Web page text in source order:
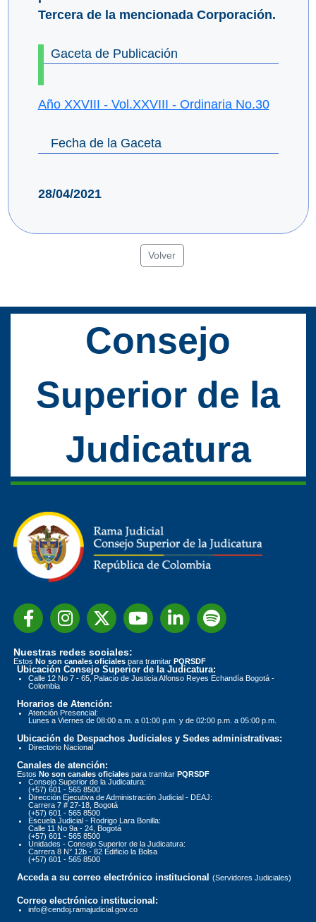
Tercera de la mencionada Corporación.
Gaceta de Publicación
Año XXVIII - Vol.XXVIII - Ordinaria No.30
Fecha de la Gaceta
28/04/2021
Volver
Consejo
Superior de la
Judicatura
Nuestras redes sociales:
Estos No son canales oficiales para tramitar PQRSDF
Ubicación Consejo Superior de la Judicatura:
Calle 12 No 7 - 65, Palacio de Justicia Alfonso Reyes Echandía Bogotá -
Colombia
Horarios de Atención:
Atención Presencial:
Lunes a Viernes de 08:00 a.m. a 01:00 p.m. y de 02:00 p.m. a 05:00 p.m.
Ubicación de Despachos Judiciales y Sedes administrativas:
Directorio Nacional
Canales de atención:
Estos No son canales oficiales para tramitar PQRSDF
Consejo Superior de la Judicatura:
(+57) 601 - 565 8500
Dirección Ejecutiva de Administración Judicial - DEAJ:
Carrera 7 # 27-18, Bogotá
(+57) 601 - 565 8500
Escuela Judicial - Rodrigo Lara Bonilla:
Calle 11 No 9a - 24, Bogotá
(+57) 601 - 565 8500
Unidades - Consejo Superior de la Judicatura:
Carrera 8 N° 12b - 82 Edificio la Bolsa
(+57) 601 - 565 8500
Acceda a su correo electrónico institucional (Servidores Judiciales)
Correo electrónico institucional:
info@cendoj.ramajudicial.gov.co